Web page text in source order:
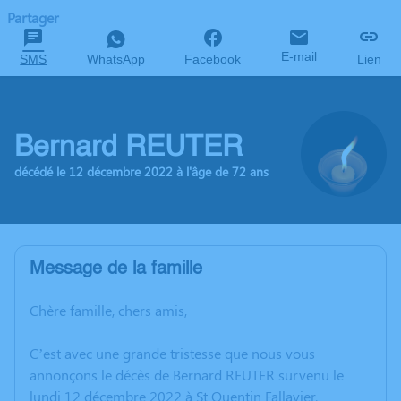
Partager
SMS WhatsApp Facebook E-mail Lien
Bernard REUTER
décédé le 12 décembre 2022 à l'âge de 72 ans
Message de la famille
Chère famille, chers amis,
C’est avec une grande tristesse que nous vous
annonçons le décès de Bernard REUTER survenu le
lundi 12 décembre 2022 à St Quentin Fallavier.